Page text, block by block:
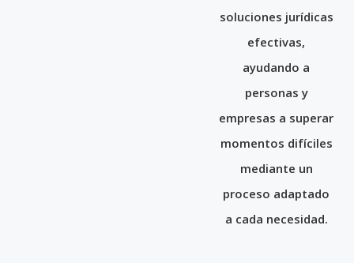
soluciones jurídicas
efectivas,
ayudando a
personas y
empresas a superar
momentos difíciles
mediante un
proceso adaptado
a cada necesidad.